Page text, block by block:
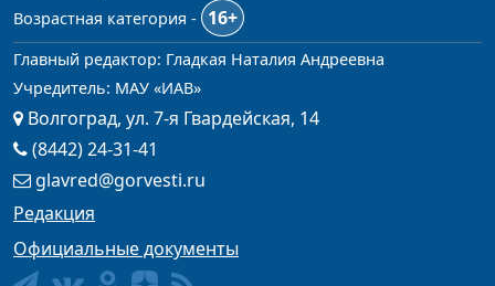
Возрастная категория -
16+
Главный редактор: Гладкая Наталия Андреевна
Учредитель: МАУ «ИАВ»
Волгоград, ул. 7-я Гвардейская, 14
(8442) 24-31-41
glavred@gorvesti.ru
Редакция
Официальные документы